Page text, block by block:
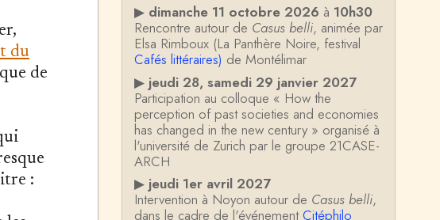
du
de
:
▶ dimanche 11 octobre 2026 à 10h30
Rencontre autour de Casus belli, animée par
Elsa Rimboux (La Panthère Noire, festival
Cafés littéraires) de Montélimar
▶ jeudi 28, samedi 29 janvier 2027
Participation au colloque « How the
perception of past societies and economies
has changed in the new century » organisé à
l'université de Zurich par le groupe 21CASE-
ARCH
▶ jeudi 1er avril 2027
Intervention à Noyon autour de Casus belli,
dans le cadre de l'événementCitéphilo